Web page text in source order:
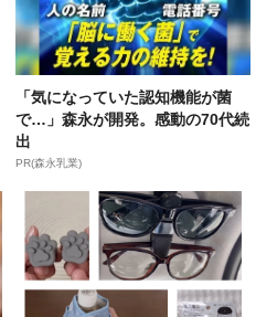
「気になっていた認知機能が菌
で…」森永が開発。感動の70代続
出
PR(森永乳業)